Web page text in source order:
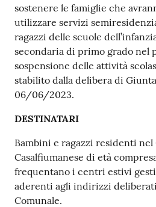
sostenere le famiglie che
utilizzare servizi
ragazzi delle scuole
secondaria di primo grado nel
sospensione delle attività
stabilito dalla delibera di
06/06/2023.
DESTINATARI
Bambini e ragazzi residenti nel
Casalfiumanese di età
frequentano i centri estivi
aderenti agli indirizzi
Comunale.